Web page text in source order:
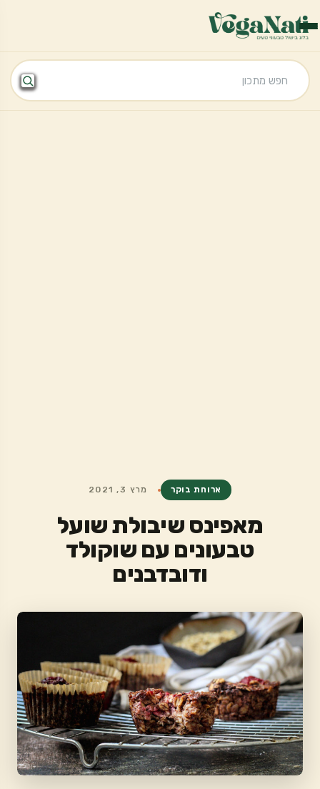
ארוחת בוקר מרץ 3, 2021
מאפינס שיבולת שועל
טבעונים עם שוקולד
ודובדבנים